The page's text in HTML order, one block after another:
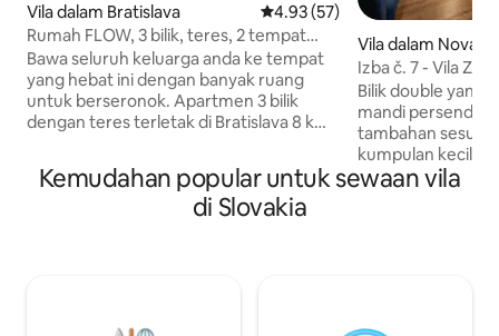
Vila dalam Bratislava Penarafan purata 4.93
4.93 (57)
Rumah FLOW, 3 bilik, teres, 2 tempat
letak kereta
Bawa seluruh keluarga anda ke tempat
yang hebat ini dengan banyak ruang
untuk berseronok. Apartmen 3 bilik
dengan teres terletak di Bratislava 8 km
kemasukan kod layan diri dan dua ruang
letak kereta percuma. Apartmen 3 bilik
di rumah percutian terletak di tingkat
Vila dalam Nová
Izba č. 7 - Vila
Bilik double yang
mandi
tambahan sesuai
kumpulan kecil
mencari
tambahan sesuai
Kemudahan popular untuk sewaan vila
di Slovakia